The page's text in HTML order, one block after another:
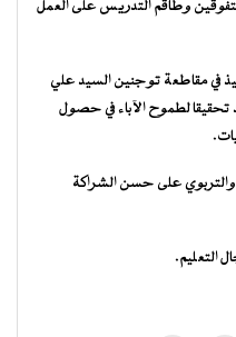
وطاقم التدريس على العمل
في مقاطعة توجنين السيد علي
لطموح الآباء في حصول
الإداري والتربوي على حسن الشراكة
التعليم.